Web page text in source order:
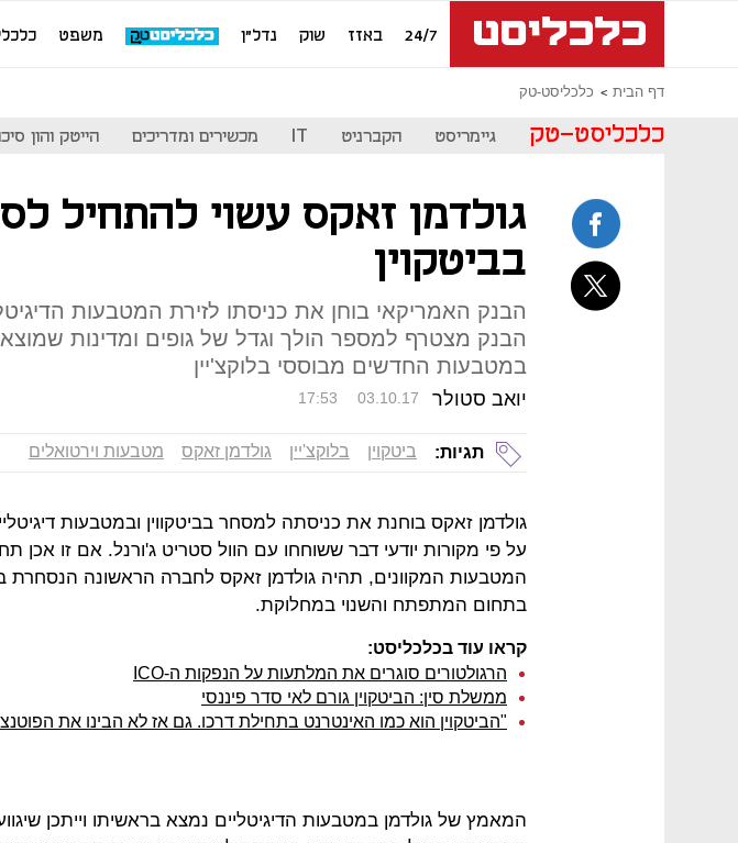
24/7 באזז שוק נדל"ן משפט
דף הבית כלכליסט-טק
כלכליסט-טק גיימריסט הקברניט IT מכשירים ומדריכים הייטק והון
גולדמן זאקס עשוי להתחיל
בביטקוין
הבנק האמריקאי בוחן את כניסתו לזירת המטבעות
הבנק מצטרף למספר הולך וגדל של גופים ומדינות
במטבעות החדשים מבוססי בלוקצ'יין
יואב סטולר 17:53 03.10.17
תגיות: ביטקוין בלוקצ'יין גולדמן זאקס מטבעות וירטואלים
גולדמן זאקס בוחנת את כניסתה למסחר בביטקווין ובמטבעות
על פי מקורות יודעי דבר ששוחחו עם הוול סטריט ג'ורנל. אם זו אכן
המטבעות המקוונים, תהיה גולדמן זאקס לחברה הראשונה הנסחרת
בתחום המתפתח והשנוי במחלוקת.
קראו עוד בכלכליסט:
הרגולטורים סוגרים את המלתעות על הנפקות ה-ICO
ממשלת סין: הביטקוין גורם לאי סדר פיננסי
"הביטקוין הוא כמו האינטרנט בתחילת דרכו. גם אז לא הבינו את
המאמץ של גולדמן במטבעות הדיגיטליים נמצא בראשיתו וייתכן